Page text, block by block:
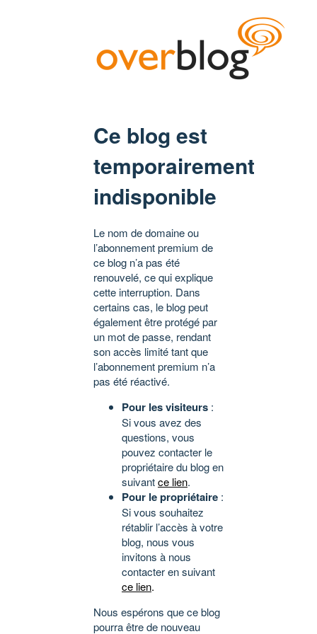
Ce blog est
temporairement
indisponible
Le nom de domaine ou
l’abonnement premium de
ce blog n’a pas été
renouvelé, ce qui explique
cette interruption. Dans
certains cas, le blog peut
également être protégé par
un mot de passe, rendant
son accès limité tant que
l’abonnement premium n’a
pas été réactivé.
Pour les visiteurs :
Si vous avez des
questions, vous
pouvez contacter le
propriétaire du blog en
suivantce lien.
Pour le propriétaire :
Si vous souhaitez
rétablir l’accès à votre
blog, nous vous
invitons à nous
contacter en suivant
ce lien.
Nous espérons que ce blog
pourra être de nouveau